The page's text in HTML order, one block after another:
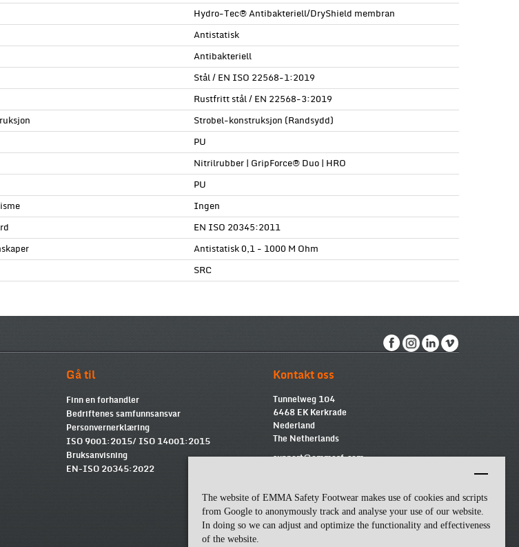
The website of EMMA Safety Footwear makes use of cookies and scripts
from Google to anonymously track and analyse your use of our website.
In doing so we can adjust and optimize the functionality and effectiveness
of the website.
Hydro-Tec® Antibakteriell/DryShield membran
Antistatisk
Antibakteriell
Stål / EN ISO 22568-1:2019
Rustfritt stål / EN 22568-3:2019
Strobel-konstruksjon (Randsydd)
PU
Nitrilrubber | GripForce® Duo | HRO
PU
Ingen
EN ISO 20345:2011
Antistatisk 0,1 - 1000 M Ohm
SRC
Gå til
Finn en forhandler
Bedriftenes samfunnsansvar
Personvernerklæring
ISO 9001:2015/ ISO 14001:2015
Bruksanvisning
EN-ISO 20345:2022
Kontakt oss
Tunnelweg 104
6468 EK Kerkrade
Nederland
The Netherlands
support@emmasf.com